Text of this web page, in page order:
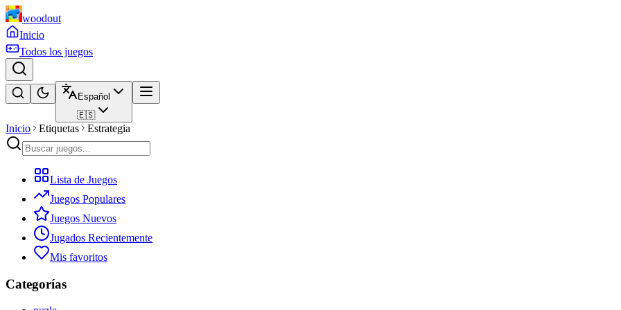
woodout
Inicio
Todos los juegos
Español
🇪🇸
Inicio Etiquetas Estrategia
Lista de Juegos
Juegos Populares
Juegos Nuevos
Jugados Recientemente
Mis favoritos
Categorías